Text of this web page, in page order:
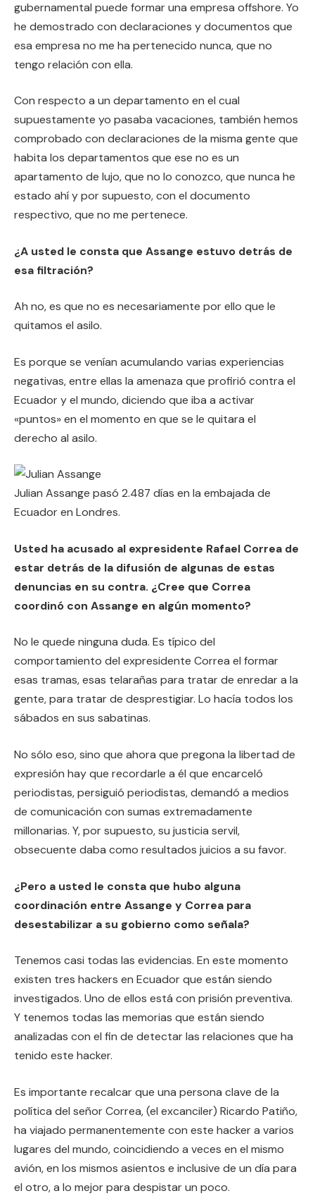
gubernamental puede formar una empresa offshore. Yo
he demostrado con declaraciones y documentos que
esa empresa no me ha pertenecido nunca, que no
tengo relación con ella.
Con respecto a un departamento en el cual
supuestamente yo pasaba vacaciones, también hemos
comprobado con declaraciones de la misma gente que
habita los departamentos que ese no es un
apartamento de lujo, que no lo conozco, que nunca he
estado ahí y por supuesto, con el documento
respectivo, que no me pertenece.
¿A usted le consta que Assange estuvo detrás de
esa filtración?
Ah no, es que no es necesariamente por ello que le
quitamos el asilo.
Es porque se venían acumulando varias experiencias
negativas, entre ellas la amenaza que profirió contra el
Ecuador y el mundo, diciendo que iba a activar
«puntos» en el momento en que se le quitara el
derecho al asilo.
Julian Assange pasó 2.487 días en la embajada de
Ecuador en Londres.
Usted ha acusado al expresidente Rafael Correa de
estar detrás de la difusión de algunas de estas
denuncias en su contra. ¿Cree que Correa
coordinó con Assange en algún momento?
No le quede ninguna duda. Es típico del
comportamiento del expresidente Correa el formar
esas tramas, esas telarañas para tratar de enredar a la
gente, para tratar de desprestigiar. Lo hacía todos los
sábados en sus sabatinas.
No sólo eso, sino que ahora que pregona la libertad de
expresión hay que recordarle a él que encarceló
periodistas, persiguió periodistas, demandó a medios
de comunicación con sumas extremadamente
millonarias. Y, por supuesto, su justicia servil,
obsecuente daba como resultados juicios a su favor.
¿Pero a usted le consta que hubo alguna
coordinación entre Assange y Correa para
desestabilizar a su gobierno como señala?
Tenemos casi todas las evidencias. En este momento
existen tres hackers en Ecuador que están siendo
investigados. Uno de ellos está con prisión preventiva.
Y tenemos todas las memorias que están siendo
analizadas con el fin de detectar las relaciones que ha
tenido este hacker.
Es importante recalcar que una persona clave de la
política del señor Correa, (el excanciler) Ricardo Patiño,
ha viajado permanentemente con este hacker a varios
lugares del mundo, coincidiendo a veces en el mismo
avión, en los mismos asientos e inclusive de un día para
el otro, a lo mejor para despistar un poco.